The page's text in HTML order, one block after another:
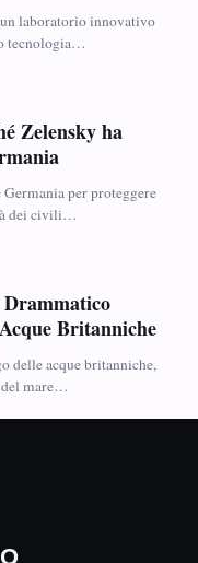
laboratorio innovativo
tecnologia…
Zelensky ha
per proteggere
dei civili…
Britanniche
delle acque britanniche,
del mare…